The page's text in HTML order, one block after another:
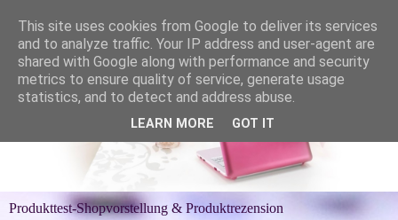
Produkttest-Shopvorstellung & Produktrezension
This site uses cookies from Google to deliver its services
and to analyze traffic. Your IP address and user-agent are
shared with Google along with performance and security
metrics to ensure quality of service, generate usage
statistics, and to detect and address abuse.
LEARN MORE GOT IT